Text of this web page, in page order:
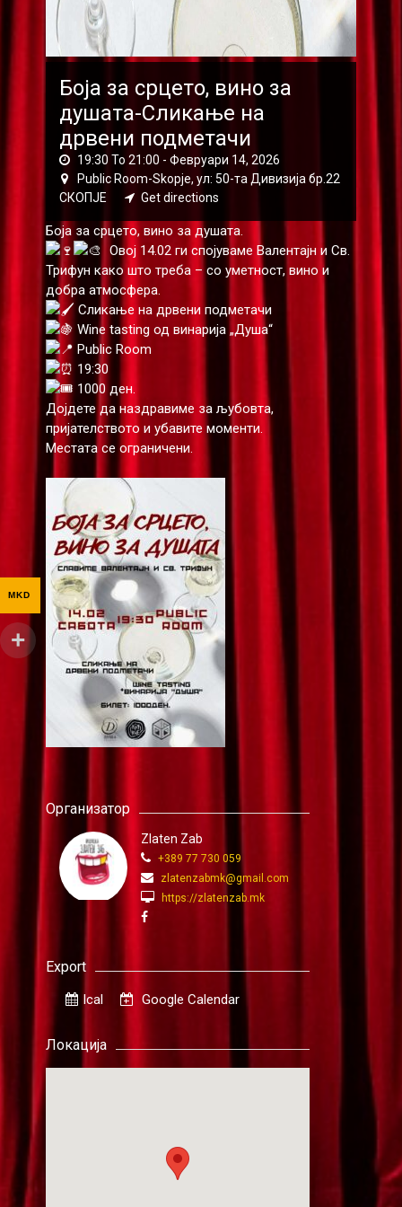
Боја за срцето, вино за
душата-Сликање на
дрвени подметачи
19:30 To 21:00 - Февруари 14, 2026
Public Room-Skopje, ул: 50-та Дивизија бр.22
СКОПЈЕ
Get directions
Боја за срцето, вино за душата.
Овој 14.02 ги спојуваме Валентајн и Св.
Трифун како што треба – со уметност, вино и
добра атмосфера.
Сликање на дрвени подметачи
Wine tasting од винарија „Душа“
Public Room
19:30
1000 ден.
Дојдете да наздравиме за љубовта,
пријателството и убавите моменти.
Местата се ограничени.
Организатор
Zlaten Zab
+389 77 730 059
zlatenzabmk@gmail.com
https://zlatenzab.mk
Export
Ical Google Calendar
Локација
MKD